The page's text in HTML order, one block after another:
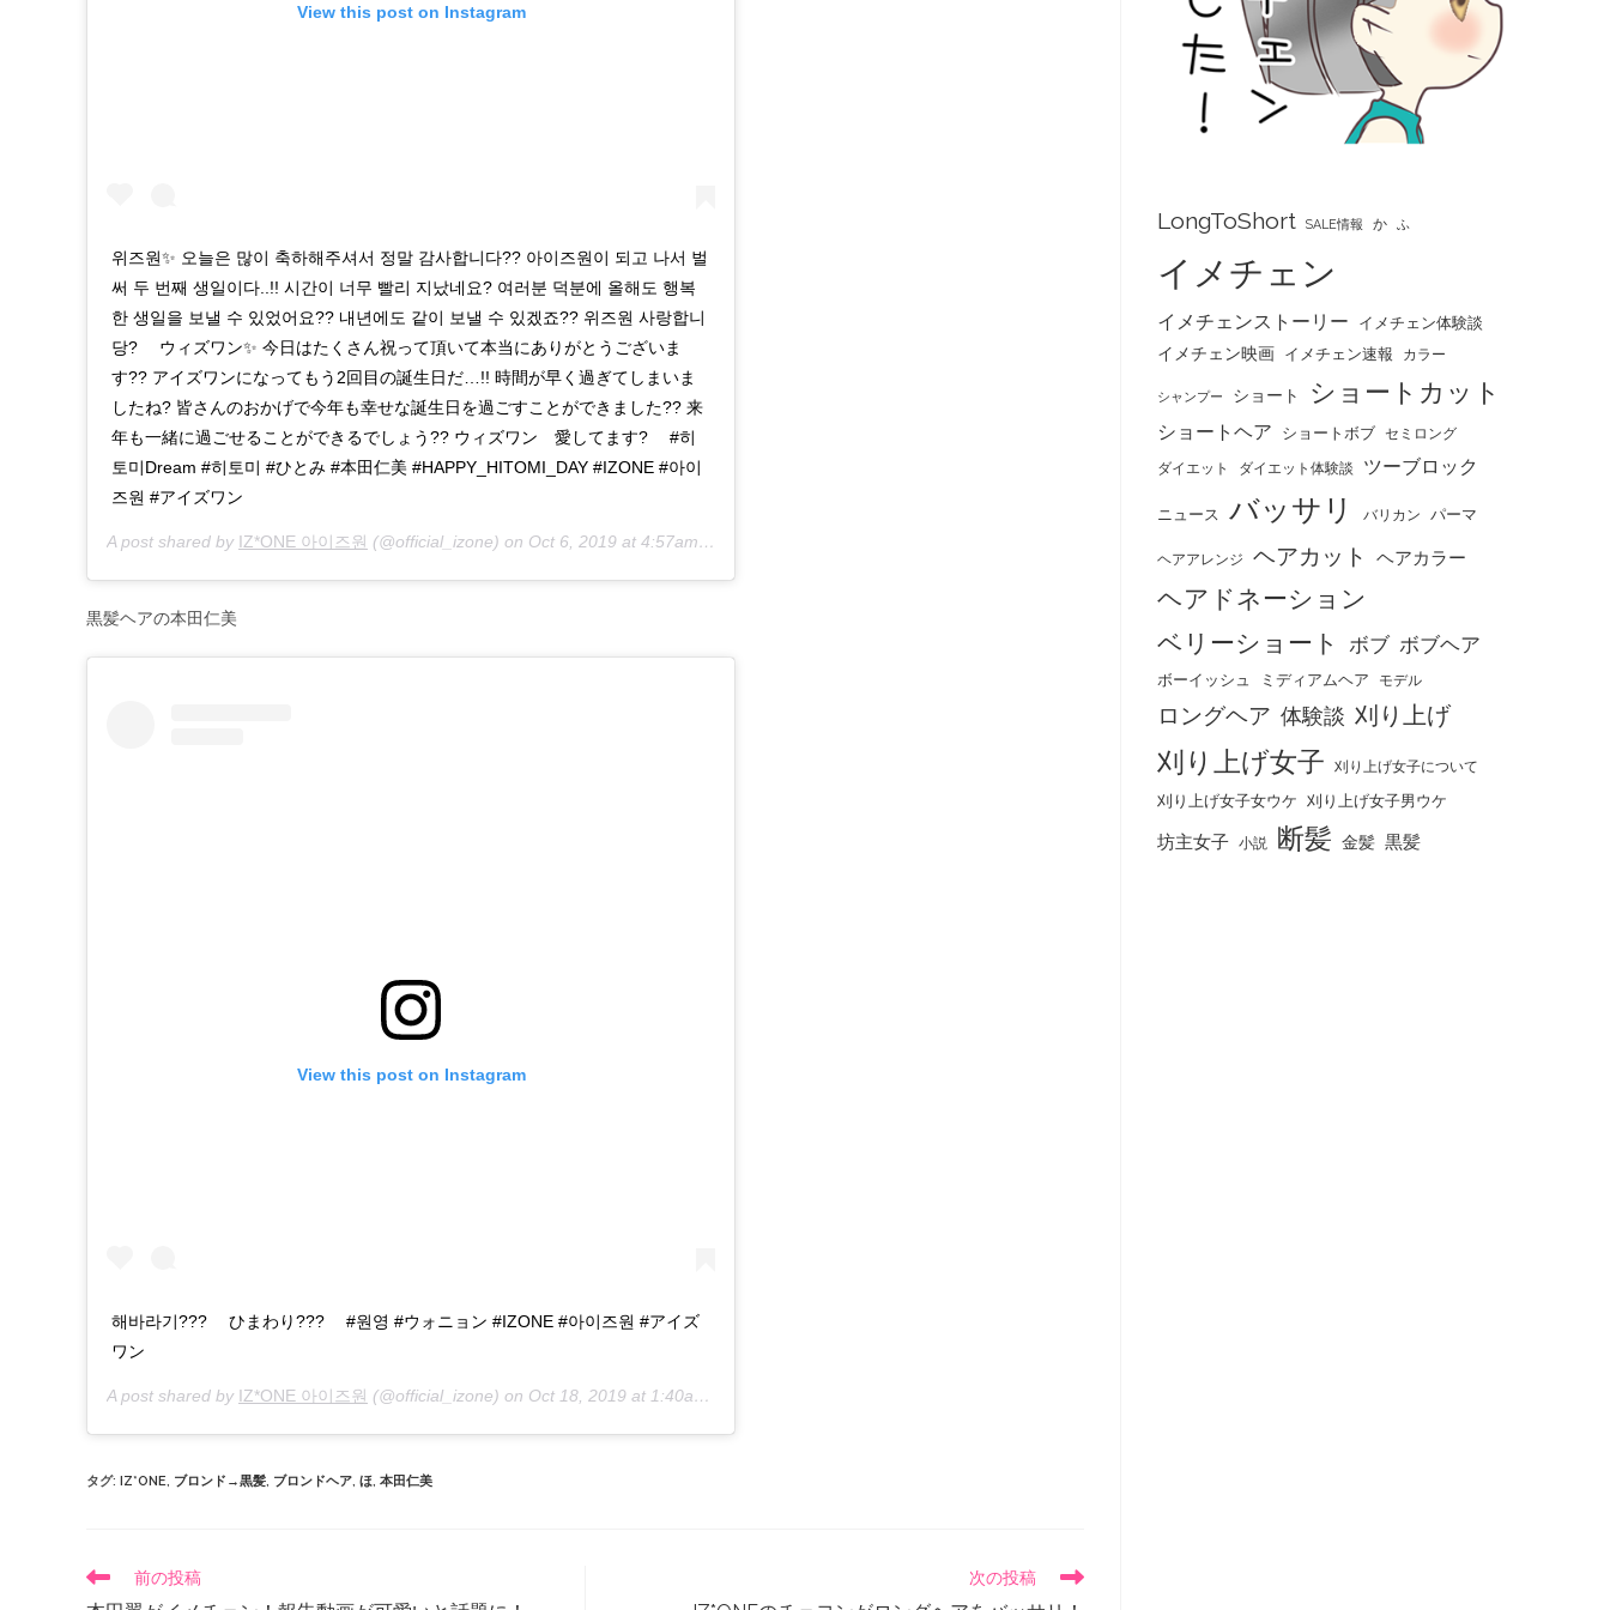
View this post on Instagram
위즈원✨ 오늘은 많이 축하해주셔서 정말 감사합니다?? 아이즈원이 되고 나서 벌
써 두 번째 생일이다..!! 시간이 너무 빨리 지났네요? 여러분 덕분에 올해도 행복
한 생일을 보낼 수 있었어요?? 내년에도 같이 보낼 수 있겠죠?? 위즈원 사랑합니
당? ⠀ ウィズワン✨ 今日はたくさん祝って頂いて本当にありがとうございま
す?? アイズワンになってもう2回目の誕生日だ…!! 時間が早く過ぎてしまいま
したね? 皆さんのおかげで今年も幸せな誕生日を過ごすことができました?? 来
年も一緒に過ごせることができるでしょう?? ウィズワン 愛してます? ⠀ #히
토미Dream #히토미 #ひとみ #本田仁美 #HAPPY_HITOMI_DAY #IZONE #아이
즈원 #アイズワン
A post shared by IZ*ONE 아이즈원 (@official_izone) on Oct 6, 2019 at 4:57am PDT
黒髪ヘアの本田仁美
View this post on Instagram
해바라기??? ⠀ ひまわり??? ⠀ #원영 #ウォニョン #IZONE #아이즈원 #アイズ
ワン
A post shared by IZ*ONE 아이즈원 (@official_izone) on Oct 18, 2019 at 1:40am PDT
タグ: IZ*ONE, ブロンド→黒髪, ブロンドヘア, ほ, 本田仁美
前の投稿 次の投稿
LongToShort SALE情報 か ふ
イメチェン
イメチェンストーリー イメチェン体験談
イメチェン映画 イメチェン速報 カラー
シャンプー ショート ショートカット
ショートヘア ショートボブ セミロング
ダイエット ダイエット体験談 ツーブロック
ニュース バッサリ バリカン パーマ
ヘアアレンジ ヘアカット ヘアカラー
ヘアドネーション
ベリーショート
ボブ ボブヘア
ボーイッシュ ミディアムヘア モデル
ロングヘア 体験談 刈り上げ
刈り上げ女子 刈り上げ女子について
刈り上げ女子女ウケ 刈り上げ女子男ウケ
坊主女子 小説 断髪 金髪 黒髪